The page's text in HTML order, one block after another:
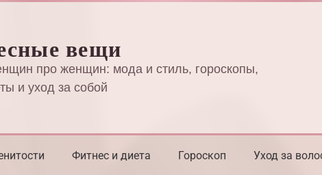
вещи
про женщин: мода и стиль, гороскопы,
и уход за собой
Фитнес и диета Гороскоп Уход за